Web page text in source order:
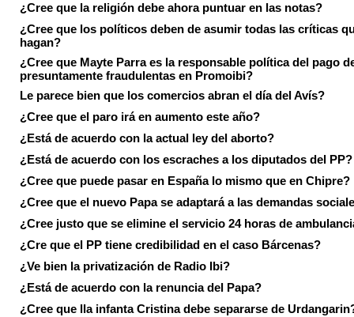
¿Cree que la religión debe ahora puntuar en las notas?
¿Cree que los políticos deben de asumir todas las críticas
hagan?
¿Cree que Mayte Parra es la responsable política del pago
presuntamente fraudulentas en Promoibi?
Le parece bien que los comercios abran el día del Avís?
¿Cree que el paro irá en aumento este año?
¿Está de acuerdo con la actual ley del aborto?
¿Está de acuerdo con los escraches a los diputados del PP?
¿Cree que puede pasar en España lo mismo que en Chipre?
¿Cree que el nuevo Papa se adaptará a las demandas
¿Cree justo que se elimine el servicio 24 horas de
¿Cre que el PP tiene credibilidad en el caso Bárcenas?
¿Ve bien la privatización de Radio Ibi?
¿Está de acuerdo con la renuncia del Papa?
¿Cree que lla infanta Cristina debe separarse de